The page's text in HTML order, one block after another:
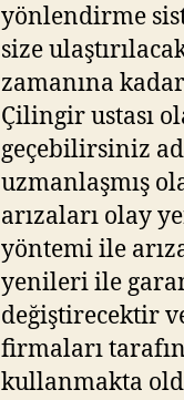
yönlendirme
size
zamanına
Çilingir ustası
geçebilirsiniz
uzmanlaşmış
arızaları olay
yöntemi ile
yenileri ile
değiştirecektir
firmaları
kullanmakta